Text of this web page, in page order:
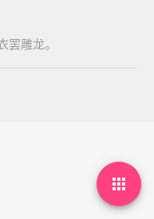

罢雕龙。